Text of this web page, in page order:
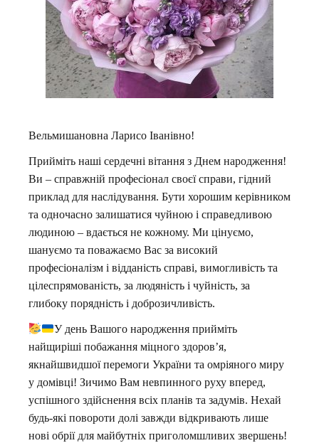
Вельмишановна Ларисо Іванівно!
Прийміть наші сердечні вітання з Днем народження!
Ви – справжній професіонал своєї справи, гідний
приклад для наслідування. Бути хорошим керівником
та одночасно залишатися чуйною і справедливою
людиною – вдається не кожному. Ми цінуємо,
шануємо та поважаємо Вас за високий
професіоналізм і відданість справі, вимогливість та
цілеспрямованість, за людяність і чуйність, за
глибоку порядність і доброзичливість.
У день Вашого народження прийміть
найщиріші побажання міцного здоров’я,
якнайшвидшої перемоги України та омріяного миру
у домівці! Зичимо Вам невпинного руху вперед,
успішного здійснення всіх планів та задумів. Нехай
будь-які повороти долі завжди відкривають лише
нові обрії для майбутніх приголомшливих звершень!